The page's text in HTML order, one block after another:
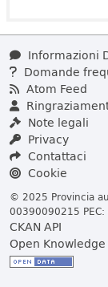
Informazioni
Domande
Atom Feed
Note legali
Privacy
Contattaci
Cookie
© 2025 Provincia
00390090215 PEC:
CKAN API
Open